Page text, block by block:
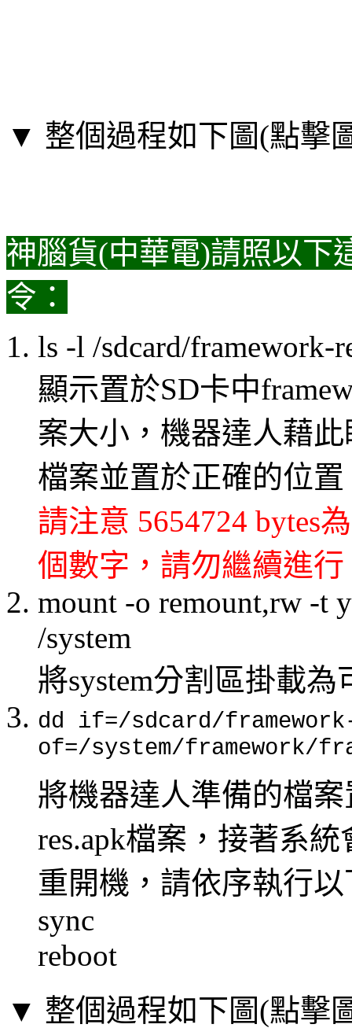
▼ 整個過程如下圖(點擊
神腦貨(中華電)請照以下
令：
ls -l /sdcard/framework-
顯示置於SD卡中
案大小，機器達人藉
檔案並置於正確的位置
請注意 5654724 bytes
個數字，請勿繼續進行
mount -o remount,rw -t
/system
將system分割區掛載為
dd if=/sdcard/
of=/system/framework/
將機器達人準備的檔
res.apk檔案，接著系
重開機，請依序執行
sync
reboot
▼ 整個過程如下圖(點擊